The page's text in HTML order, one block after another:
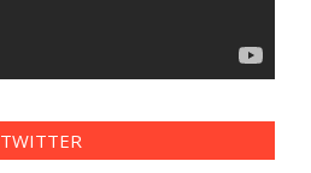
TWITTER